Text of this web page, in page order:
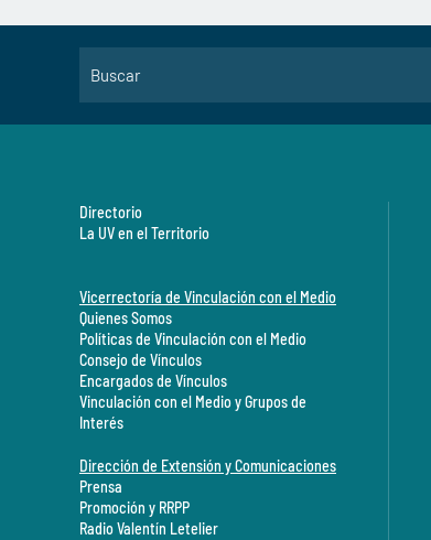
Directorio
La UV en el Territorio
Vicerrectoría de Vinculación con el Medio
Quienes Somos
Políticas de Vinculación con el Medio
Consejo de Vínculos
Encargados de Vínculos
Vinculación con el Medio y Grupos de
Interés
Dirección de Extensión y Comunicaciones
Prensa
Promoción y RRPP
Radio Valentín Letelier